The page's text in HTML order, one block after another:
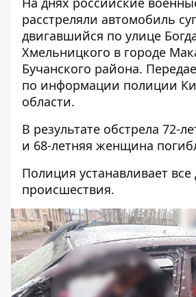
расстреляли автомобиль
двигавшийся по улице
Хмельницкого в городе
Бучанского района.
по информации полиции
области.
В результате обстрела 72-
и 68-летняя женщина
Полиция устанавливает все
происшествия.